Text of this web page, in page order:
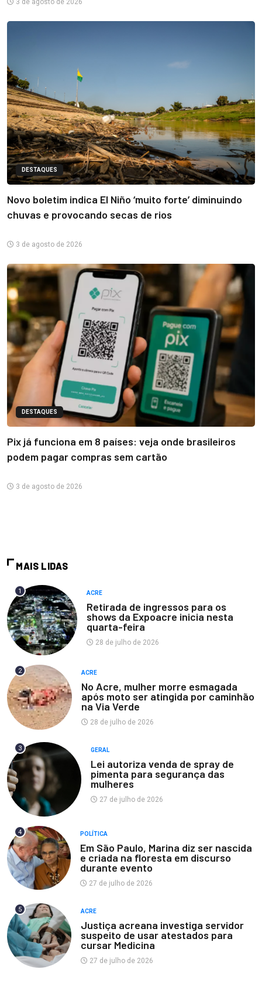
3 de agosto de 2026
DESTAQUES
Novo boletim indica El Niño ‘muito forte’ diminuindo
chuvas e provocando secas de rios
3 de agosto de 2026
DESTAQUES
Pix já funciona em 8 países: veja onde brasileiros
podem pagar compras sem cartão
3 de agosto de 2026
MAIS LIDAS
1 ACRE
Retirada de ingressos para os
shows da Expoacre inicia nesta
quarta-feira
28 de julho de 2026
2 ACRE
No Acre, mulher morre esmagada
após moto ser atingida por caminhão
na Via Verde
28 de julho de 2026
3 GERAL
Lei autoriza venda de spray de
pimenta para segurança das
mulheres
27 de julho de 2026
4 POLÍTICA
Em São Paulo, Marina diz ser nascida
e criada na floresta em discurso
durante evento
27 de julho de 2026
5 ACRE
Justiça acreana investiga servidor
suspeito de usar atestados para
cursar Medicina
27 de julho de 2026